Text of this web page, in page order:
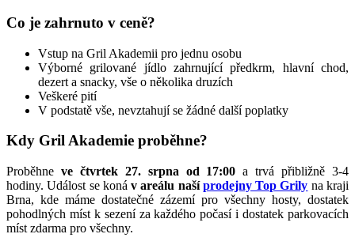
Co je zahrnuto v ceně?
Vstup na Gril Akademii pro jednu osobu
Výborné grilované jídlo zahrnující předkrm, hlavní chod,
dezert a snacky, vše o několika druzích
Veškeré pití
V podstatě vše, nevztahují se žádné další poplatky
Kdy Gril Akademie proběhne?
Proběhne ve čtvrtek 27. srpna od 17:00 a trvá přibližně 3-4
hodiny. Událost se konáv areálu naší prodejny Top Grily na kraji
Brna, kde máme dostatečné zázemí pro všechny hosty, dostatek
pohodlných míst k sezení za každého počasí i dostatek parkovacích
míst zdarma pro všechny.